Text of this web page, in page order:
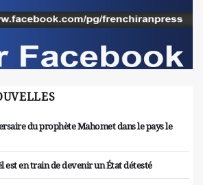
du prophète Mahomet dans le pays le
est en train de devenir un État détesté